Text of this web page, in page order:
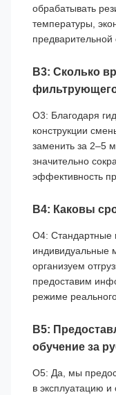
обрабатывать
температуры,
предварительной
В3: Сколько
О3: Благодаря
конструкции
заменить за 2–5
значительно
эффективность
В4: Каковы
О4: Стандартные
индивидуальные
организуем
предоставим
режиме
В5:
обучение за
О5: Да, мы
в эксплуатацию